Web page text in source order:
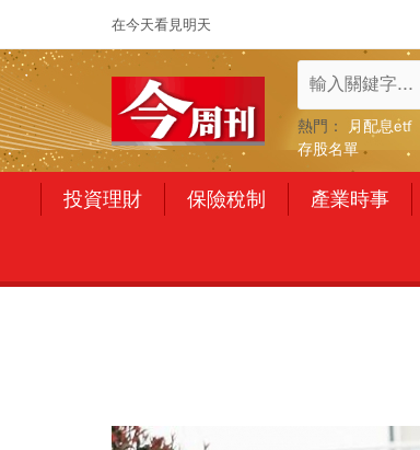
在今天看見明天
熱門： 月配息etf
存股名單
投資理財 保險稅制 產業時事